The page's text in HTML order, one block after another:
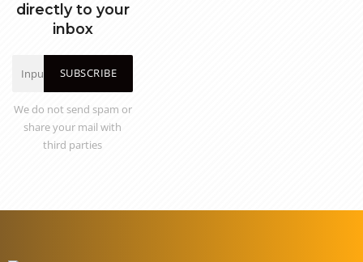
directly to your
inbox
SUBSCRIBE
We do not send spam or
share your mail with
third parties